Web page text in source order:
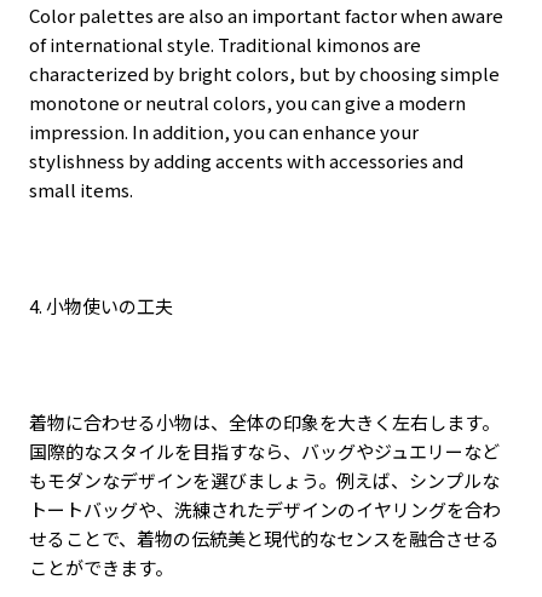
Color palettes are also an important factor when aware
of international style. Traditional kimonos are
characterized by bright colors, but by choosing simple
monotone or neutral colors, you can give a modern
impression. In addition, you can enhance your
stylishness by adding accents with accessories and
small items.
4.小物使いの工夫
着物に合わせる小物は、全体の印象を大きく左右します。
国際的なスタイルを目指すなら、バッグやジュエリーなど
もモダンなデザインを選びましょう。例えば、シンプルな
トートバッグや、洗練されたデザインのイヤリングを合わ
せることで、着物の伝統美と現代的なセンスを融合させる
ことができます。